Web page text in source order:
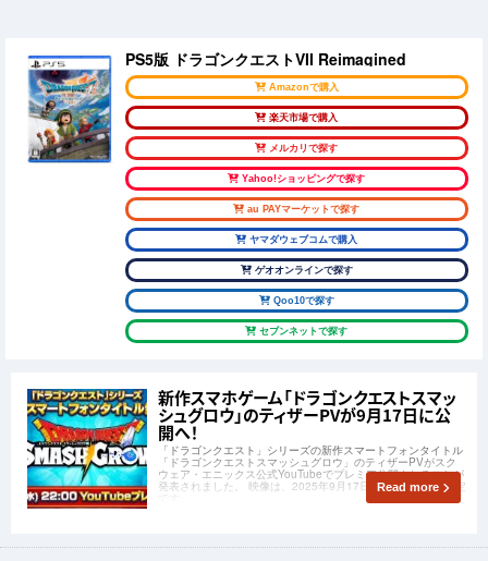
PS5版 ドラゴンクエストVII Reimagined
Amazonで購入
楽天市場で購入
メルカリで探す
Yahoo!ショッピングで探す
au PAYマーケットで探す
ヤマダウェブコムで購入
ゲオオンラインで探す
Qoo10で探す
セブンネットで探す
新作スマホゲーム「ドラゴンクエストスマッ
シュグロウ」のティザーPVが9月17日に公
開へ！
「ドラゴンクエスト」シリーズの新作スマートフォンタイトル
「ドラゴンクエストスマッシュグロウ」のティザーPVがスク
ウェア・エニックス公式YouTubeでプレミア公開されることが
発表されました。 映像は、2025年9月17日(水)22時に公開予定
Read more